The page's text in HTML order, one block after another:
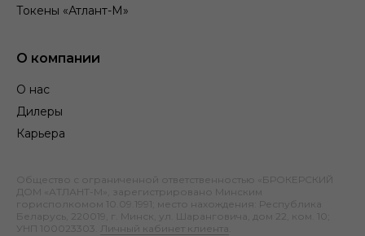
Токены «Атлант-М»
О компании
О нас
Дилеры
Карьера
Общество с ограниченной ответственностью «БРОКЕРСКИЙ
ДОМ «АТЛАНТ-М», зарегистрировано Минским
горисполкомом 10.09.1991; место нахождения: Республика
Беларусь, 220019, г. Минск, ул. Шаранговича, дом 22, ком. 10;
УНП 100023303.
Личный кабинет клиента